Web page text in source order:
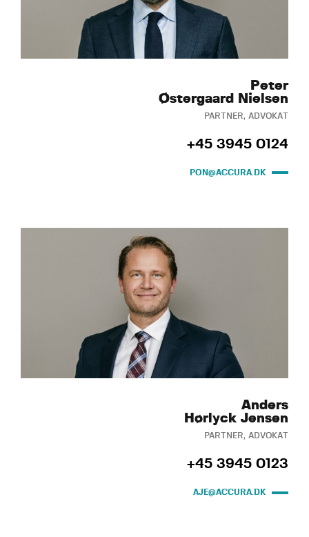
Peter
Østergaard Nielsen
PARTNER, ADVOKAT
+45 3945 0124
PON@ACCURA.DK
Anders
Hørlyck Jensen
PARTNER, ADVOKAT
+45 3945 0123
AJE@ACCURA.DK